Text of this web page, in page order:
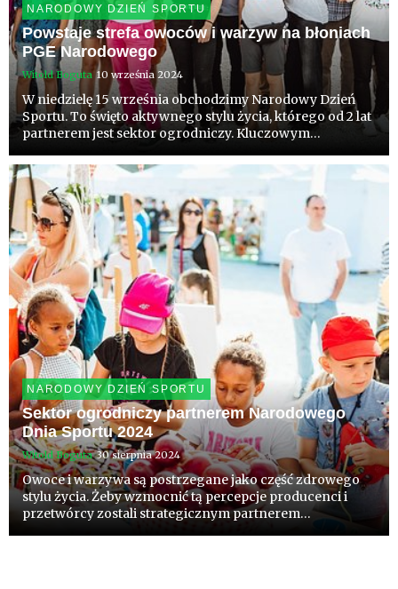
NARODOWY DZIEŃ SPORTU
Powstaje strefa owoców i warzyw na błoniach
PGE Narodowego
Witold Boguta 10 września 2024
W niedzielę 15 września obchodzimy Narodowy Dzień
Sportu. To święto aktywnego stylu życia, którego od 2 lat
partnerem jest sektor ogrodniczy. Kluczowym
w Warszawie, w którym powstanie specjalna strefa
owoców i warzyw org...
NARODOWY DZIEŃ SPORTU
Sektor ogrodniczy partnerem Narodowego
Dnia Sportu 2024
Witold Boguta 30 sierpnia 2024
Owoce i warzywa są postrzegane jako część zdrowego
stylu życia. Żeby wzmocnić tą percepcje producenci i
przetwórcy zostali strategicznym partnerem